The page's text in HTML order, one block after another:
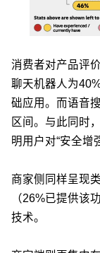
消费者对产品评
聊天机器人为
础应用。而语音
区间。与此同时
明用户对“安全增
商家侧同样呈现
（26%已提供该
技术。